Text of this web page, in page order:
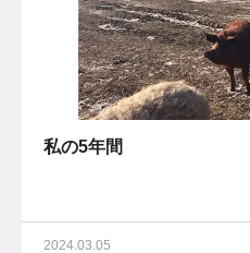
私の5年間
2024.03.05